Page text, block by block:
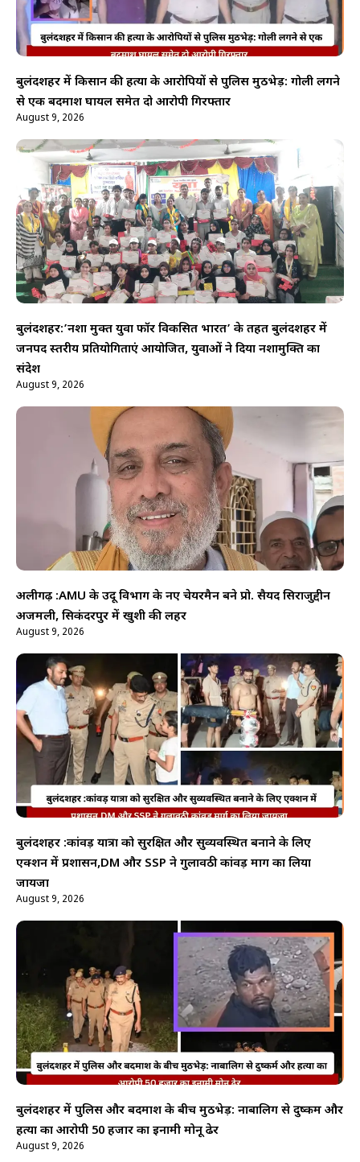
बुलंदशहर में किसान की हत्या के आरोपियों से पुलिस मुठभेड़: गोली लगने
से एक बदमाश घायल समेत दो आरोपी गिरफ्तार
August 9, 2026
बुलंदशहर:’नशा मुक्त युवा फॉर विकसित भारत’ के तहत बुलंदशहर में
जनपद स्तरीय प्रतियोगिताएं आयोजित, युवाओं ने दिया नशामुक्ति का
संदेश
August 9, 2026
अलीगढ़ :AMU के उर्दू विभाग के नए चेयरमैन बने प्रो. सैयद सिराजुद्दीन
अजमली, सिकंदरपुर में खुशी की लहर
August 9, 2026
बुलंदशहर :कांवड़ यात्रा को सुरक्षित और सुव्यवस्थित बनाने के लिए
एक्शन में प्रशासन,DM और SSP ने गुलावठी कांवड़ मार्ग का लिया
जायजा
August 9, 2026
बुलंदशहर में पुलिस और बदमाश के बीच मुठभेड़: नाबालिग से दुष्कर्म और
हत्या का आरोपी 50 हजार का इनामी मोनू ढेर
August 9, 2026